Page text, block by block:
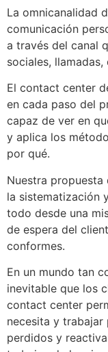
La omnicanalidad
comunicación
a través del canal
sociales,
El contact center
en cada paso del
capaz de ver en
y aplica los
por qué.
Nuestra
la sistematización
todo desde una
de espera del
conformes.
En un mundo tan
inevitable que los
contact center
necesita y trabajar
perdidos y